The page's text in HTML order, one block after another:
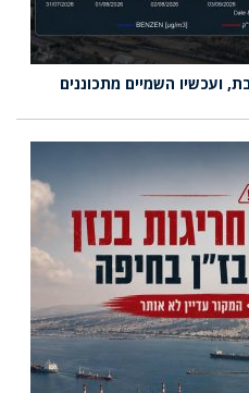
ועכשיו השמיים מתכוננים